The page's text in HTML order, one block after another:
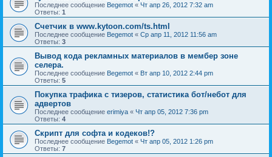
Последнее сообщение Begemot « Чт апр 26, 2012 7:32 am
Ответы: 1
Счетчик в www.kytoon.com/ts.html
Последнее сообщение Begemot « Ср апр 11, 2012 11:56 am
Ответы: 3
Вывод кода рекламных материалов в мембер зоне
селера.
Последнее сообщение Begemot « Вт апр 10, 2012 2:44 pm
Ответы: 5
Покупка трафика с тизеров, статистика бот/небот для
адвертов
Последнее сообщение erimiya « Чт апр 05, 2012 7:36 pm
Ответы: 4
Скрипт для софта и кодеков!?
Последнее сообщение Begemot « Чт апр 05, 2012 1:26 pm
Ответы: 7